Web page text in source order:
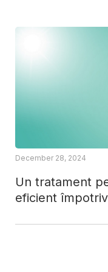
Un tratament
eficient
December 28, 2024